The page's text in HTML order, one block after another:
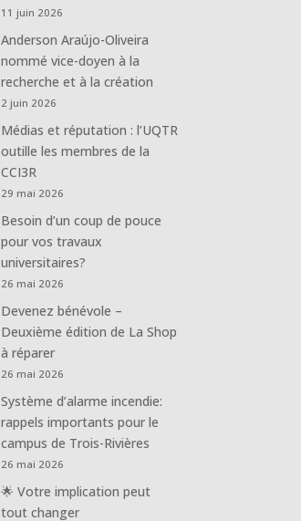
11 juin 2026
Anderson Araújo-Oliveira
nommé vice-doyen à la
recherche et à la création
2 juin 2026
Médias et réputation : l’UQTR
outille les membres de la
CCI3R
29 mai 2026
Besoin d’un coup de pouce
pour vos travaux
universitaires?
26 mai 2026
Devenez bénévole –
Deuxième édition de La Shop
à réparer
26 mai 2026
Système d’alarme incendie:
rappels importants pour le
campus de Trois-Rivières
26 mai 2026
🌟 Votre implication peut
tout changer